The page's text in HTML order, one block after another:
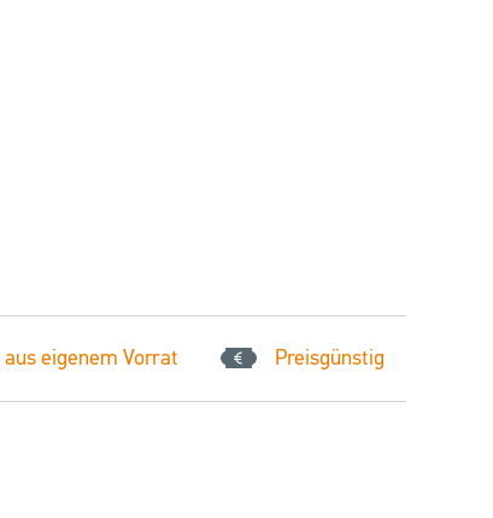
aus eigenem Vorrat Preisgünstig